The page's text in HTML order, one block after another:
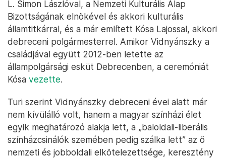
L. Simon Lászlóval, a Nemzeti Kulturális Alap
Bizottságának elnökével és akkori kulturális
államtitkárral, és a már említett Kósa Lajossal, akkori
debreceni polgármesterrel. Amikor Vidnyánszky a
családjával együtt 2012-ben letette az
állampolgársági esküt Debrecenben, a ceremóniát
Kósa vezette.
Turi szerint Vidnyánszky debreceni évei alatt már
nem kívülálló volt, hanem a magyar színházi élet
egyik meghatározó alakja lett, a „baloldali-liberális
színházcsinálók szemében pedig szálka lett” az ő
nemzeti és jobboldali elkötelezettsége, keresztény